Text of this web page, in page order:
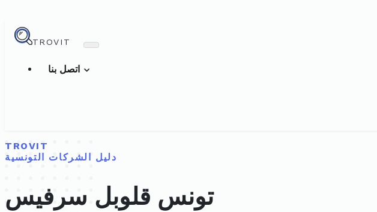
TROVIT
TROVIT
دليل الشركات التونسية
تونس قلوبل سرفيس